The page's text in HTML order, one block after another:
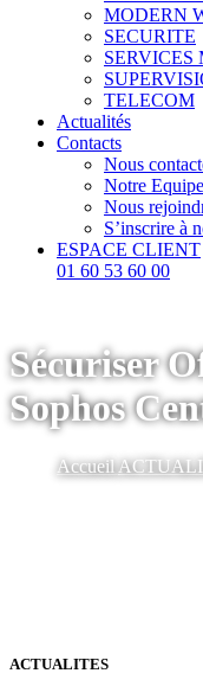
MODERN
SECURITE
SERVICES
TELECOM
Actualités
Contacts
Nous
Notre Equipe
Nous
S’inscrire à
ESPACE CLIENT
01 60 53 60 00
Sécuriser
Sophos
Accueil
ACTUALITES